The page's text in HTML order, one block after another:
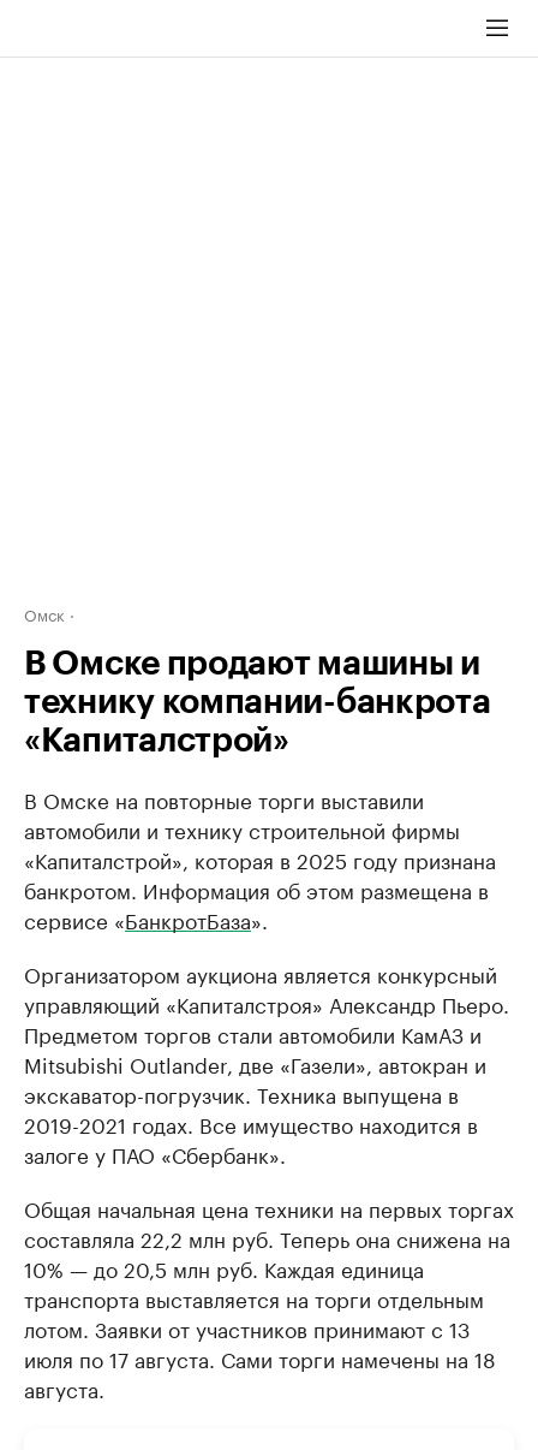
Омск
В Омске продают машины и
технику компании-банкрота
«Капиталстрой»
В Омске на повторные торги выставили
автомобили и технику строительной фирмы
«Капиталстрой», которая в 2025 году признана
банкротом. Информация об этом размещена в
сервисе «БанкротБаза».
Организатором аукциона является конкурсный
управляющий «Капиталстроя» Александр Пьеро.
Предметом торгов стали автомобили КамАЗ и
Mitsubishi Outlander, две «Газели», автокран и
экскаватор-погрузчик. Техника выпущена в
2019-2021 годах. Все имущество находится в
залоге у ПАО «Сбербанк».
Общая начальная цена техники на первых торгах
составляла 22,2 млн руб. Теперь она снижена на
10% — до 20,5 млн руб. Каждая единица
транспорта выставляется на торги отдельным
лотом. Заявки от участников принимают с 13
июля по 17 августа. Сами торги намечены на 18
августа.